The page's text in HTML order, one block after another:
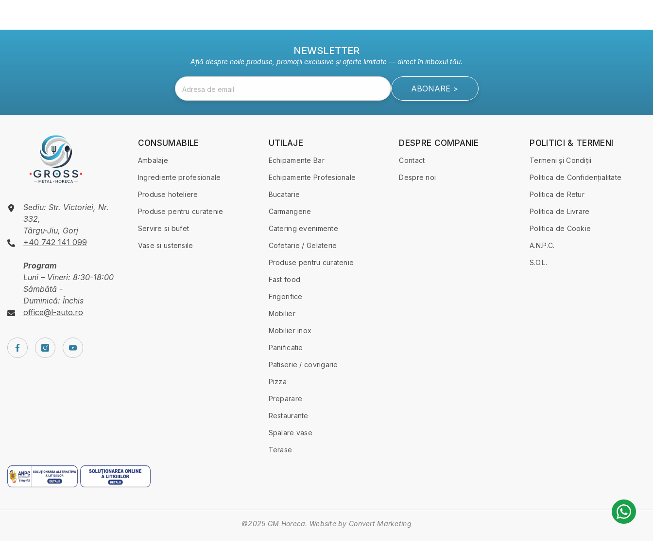
NEWSLETTER
Află despre noile produse, promoții exclusive și oferte limitate — direct în inboxul tău.
Adresa de email ABONARE >
Sediu: Str. Victoriei, Nr.
332,
Târgu-Jiu, Gorj
+40 742 141 099
Program
Luni – Vineri: 8:30-18:00
Sâmbătă -
Duminică: Închis
office@l-auto.ro
CONSUMABILE
Ambalaje
Ingrediente profesionale
Produse hoteliere
Produse pentru curatenie
Servire si bufet
Vase si ustensile
UTILAJE
Echipamente Bar
Echipamente Profesionale
Bucatarie
Carmangerie
Catering evenimente
Cofetarie / Gelaterie
Produse pentru curatenie
Fast food
Frigorifice
Mobilier
Mobilier inox
Panificatie
Patiserie / covrigarie
Pizza
Preparare
Restaurante
Spalare vase
Terase
DESPRE COMPANIE
Contact
Despre noi
POLITICI & TERMENI
Termeni și Condiții
Politica de Confidențialitate
Politica de Retur
Politica de Livrare
Politica de Cookie
A.N.P.C.
S.O.L.
©2025 GM Horeca. Website by Convert Marketing